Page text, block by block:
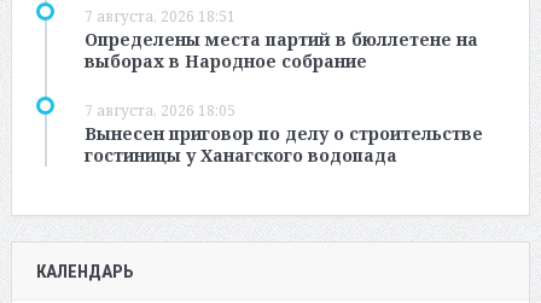
7 августа, 2026 18:51
Определены места партий в бюллетене на
выборах в Народное собрание
7 августа, 2026 18:05
Вынесен приговор по делу о строительстве
гостиницы у Ханагского водопада
КАЛЕНДАРЬ